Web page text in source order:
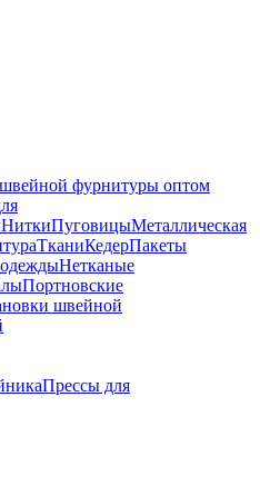
фурнитуры оптом
НиткиПуговицыМеталлическая
ТканиКедерПакеты
Нетканые
Портновские
швейной
Прессы для